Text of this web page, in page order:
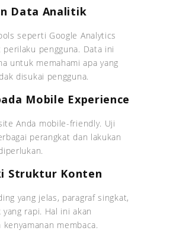
Data Analitik
seperti Google Analytics
pengguna. Data ini
untuk memahami apa yang
disukai pengguna.
Mobile Experience
Anda mobile-friendly. Uji
perangkat dan lakukan
Struktur Konten
yang jelas, paragraf singkat,
rapi. Hal ini akan
membaca.